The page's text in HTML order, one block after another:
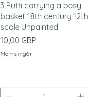
3 Putti carrying a posy
basket 18th century 12th
scale Unpainted
Pris
10,00 GBP
Moms ingår